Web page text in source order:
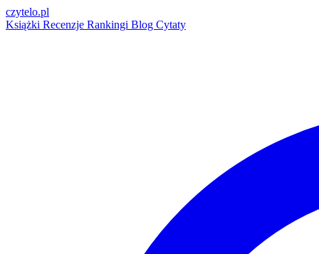
czytelo.pl
Książki Recenzje Rankingi Blog Cytaty